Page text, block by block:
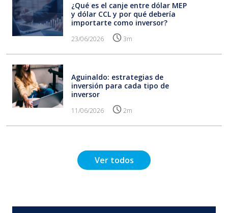
¿Qué es el canje entre dólar MEP
y dólar CCL y por qué debería
importarte como inversor?
23/06/2026 3m
Aguinaldo: estrategias de
inversión para cada tipo de
inversor
11/06/2026 2m
Ver todos